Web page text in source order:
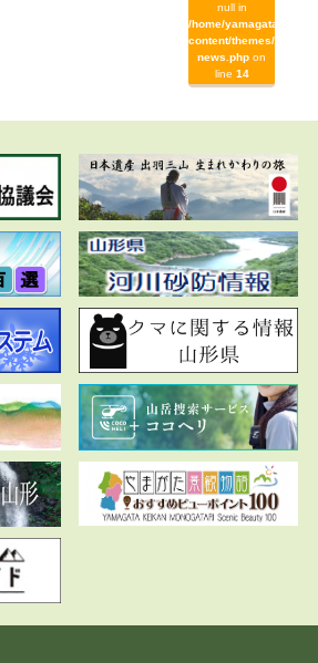
null in
/home/yamagata/
content/themes/
news.php on
line 14